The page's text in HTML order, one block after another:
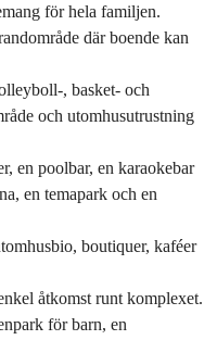
för hela familjen.
där boende kan
, basket- och
och utomhusutrustning
en poolbar, en karaokebar
en temapark och en
boutiquer, kaféer
åtkomst runt komplexet.
för barn, en